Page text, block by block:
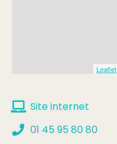
Leaflet
Site internet
01 45 95 80 80